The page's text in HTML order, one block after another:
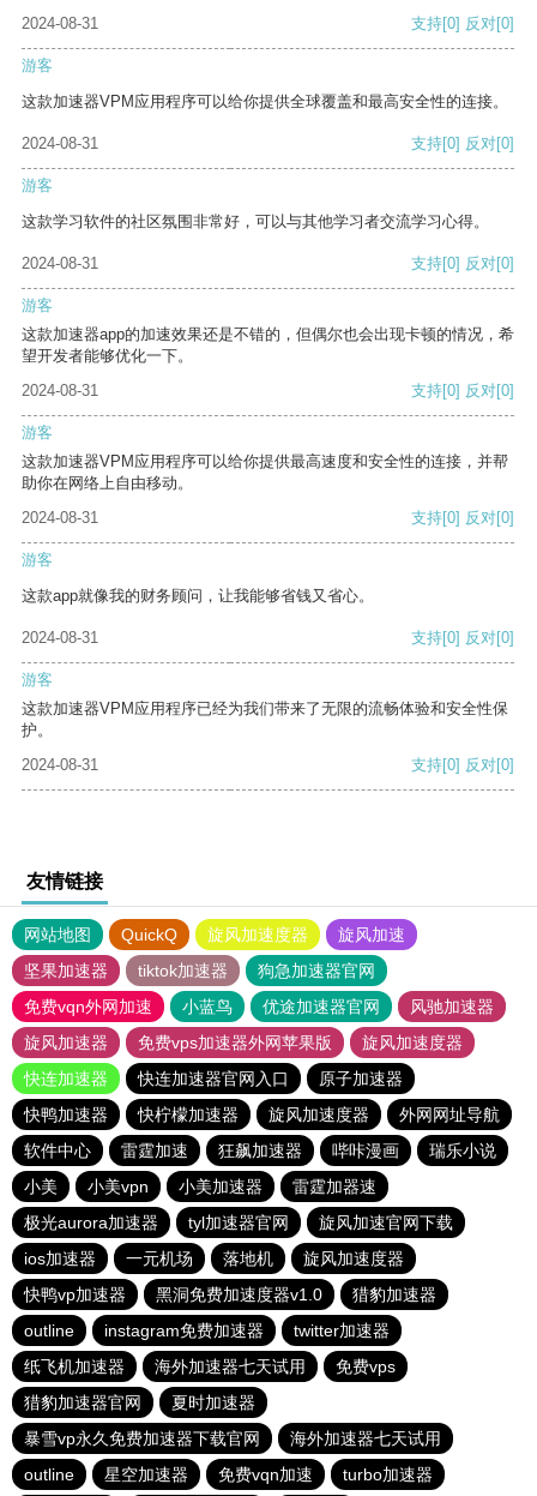
2024-08-31
支持[0] 反对[0]
游客
这款加速器VPM应用程序可以给你提供全球覆盖和最高安全性的连接。
2024-08-31 支持[0] 反对[0]
游客
这款学习软件的社区氛围非常好，可以与其他学习者交流学习心得。
2024-08-31 支持[0] 反对[0]
游客
这款加速器app的加速效果还是不错的，但偶尔也会出现卡顿的情况，希
望开发者能够优化一下。
2024-08-31
支持[0] 反对[0]
游客
这款加速器VPM应用程序可以给你提供最高速度和安全性的连接，并帮
助你在网络上自由移动。
2024-08-31
支持[0] 反对[0]
游客
这款app就像我的财务顾问，让我能够省钱又省心。
2024-08-31 支持[0] 反对[0]
游客
这款加速器VPM应用程序已经为我们带来了无限的流畅体验和安全性保
护。
2024-08-31
支持[0] 反对[0]
友情链接
网站地图 QuickQ 旋风加速度器
旋风加速
坚果加速器
tiktok加速器
狗急加速器官网
免费vqn外网加速
小蓝鸟 优途加速器官网
风驰加速器
旋风加速器
免费vps加速器外网苹果版
旋风加速度器
快连加速器
快连加速器官网入口
原子加速器
快鸭加速器
快柠檬加速器 旋风加速度器
外网网址导航
软件中心
雷霆加速 狂飙加速器 哔咔漫画
瑞乐小说
小美
小美vpn 小美加速器
雷霆加器速
极光aurora加速器
tyl加速器官网
旋风加速官网下载
ios加速器
一元机场 落地机
旋风加速度器
快鸭vp加速器
黑洞免费加速度器v1.0
猎豹加速器
outline
instagram免费加速器
twitter加速器
纸飞机加速器
海外加速器七天试用
免费vps
猎豹加速器官网
夏时加速器
暴雪vp永久免费加速器下载官网
海外加速器七天试用
outline
星空加速器 免费vqn加速 turbo加速器